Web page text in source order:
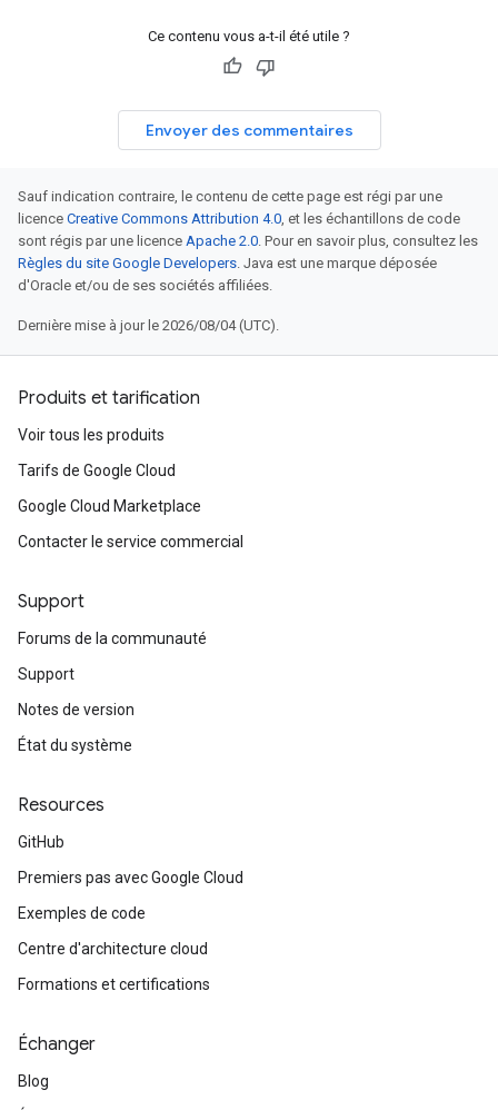
Ce contenu vous a-t-il été utile ?
Envoyer des commentaires
Sauf indication contraire, le contenu de cette page est régi par une
licence Creative Commons Attribution 4.0, et les échantillons de code
sont régis par une licence Apache 2.0. Pour en savoir plus, consultez les
Règles du site Google Developers. Java est une marque déposée
d'Oracle et/ou de ses sociétés affiliées.
Dernière mise à jour le 2026/08/04 (UTC).
Produits et tarification
Voir tous les produits
Tarifs de Google Cloud
Google Cloud Marketplace
Contacter le service commercial
Support
Forums de la communauté
Support
Notes de version
État du système
Resources
GitHub
Premiers pas avec Google Cloud
Exemples de code
Centre d'architecture cloud
Formations et certifications
Échanger
Blog